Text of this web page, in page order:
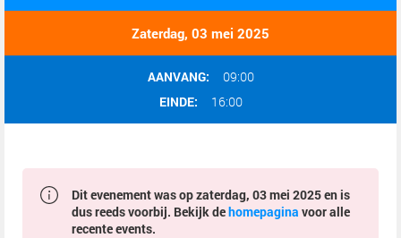
Zaterdag, 03 mei 2025
AANVANG:
09:00
EINDE:
16:00
Dit evenement was op zaterdag, 03 mei 2025 en is
dus reeds voorbij. Bekijk dehomepagina voor alle
recente events.